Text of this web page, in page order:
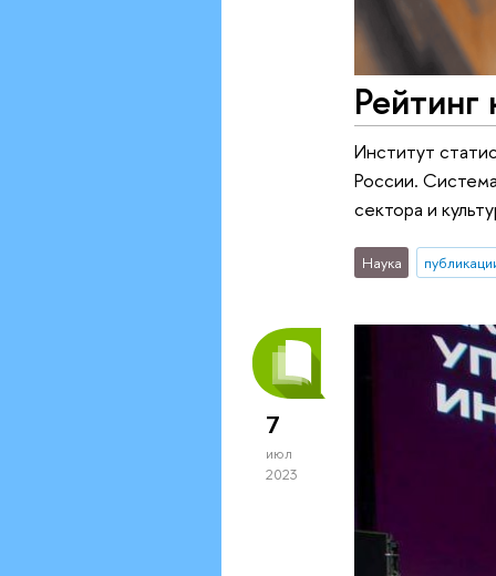
Рейтинг
Институт
России.
сектора и
Наука
7
июл
2023